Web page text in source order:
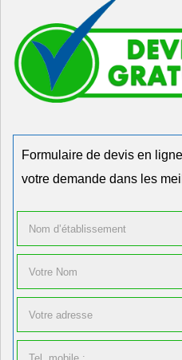
Formulaire de devis en
votre demande dans les